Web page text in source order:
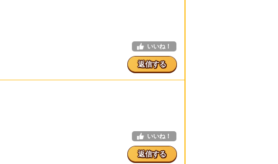
いいね！
返信する
いいね！
返信する